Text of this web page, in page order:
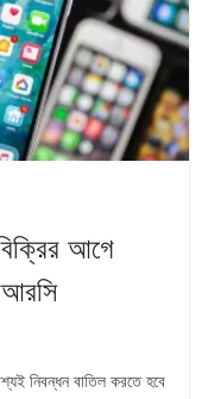
আগে
নিবন্ধন বাতিল করতে হবে